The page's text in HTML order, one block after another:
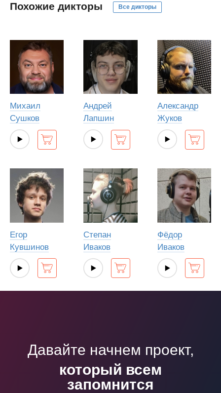
Похожие дикторы Все дикторы
Михаил
Сушков
Андрей
Лапшин
Александр
Жуков
Егор
Кувшинов
Степан
Иваков
Фёдор
Иваков
Давайте начнем проект,
который всем
запомнится